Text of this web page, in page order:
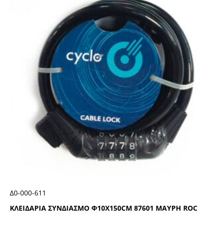
ΚΛΕΙΔΑΡΙΑ ΣΥΝΔΙΑΣΜΟ Φ10Χ150CΜ 87601 ΜΑΥΡΗ RΟC
Δ0-000-611